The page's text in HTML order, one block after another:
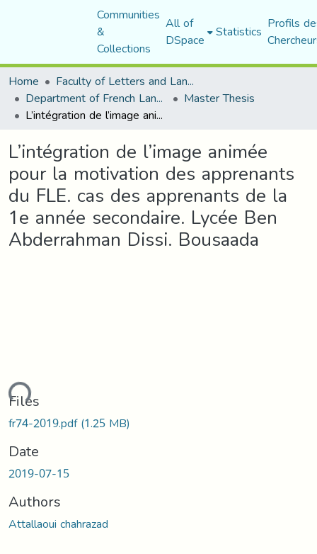
Communities
&
Collections
All of
DSpace Statistics Profils
Home
Faculty of Letters and Languages
Department of French Language and Literature Master Thesis
L’intégration de l’image animée pour la motivation des apprenants du FLE. cas des apprenants de la 1e année secondaire. Lycée Ben Abderrahman Dissi. Bousaada
L’intégration de l’image animée
pour la motivation des apprenants
du FLE. cas des apprenants de la
1e année secondaire. Lycée Ben
Abderrahman Dissi. Bousaada
Files
fr74-2019.pdf(1.25 MB)
Date
2019-07-15
Authors
Attallaoui chahrazad